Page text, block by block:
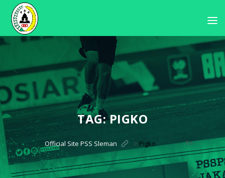
TAG:PIGKO
Official Site PSS Sleman > Pigko ?>